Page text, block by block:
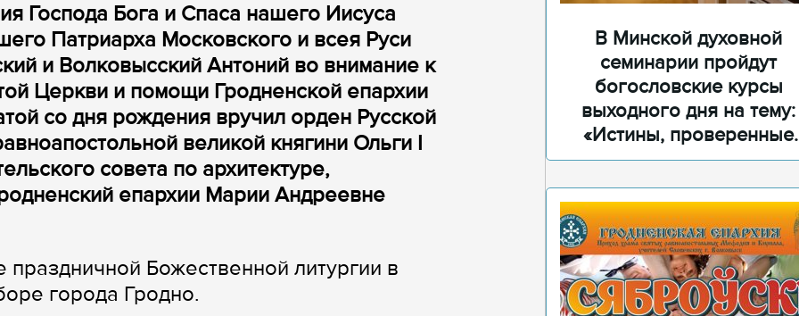
Господа Бога и Спаса нашего Иисуса
Патриарха Московского и всея Руси
и Волковысский Антоний во внимание к
Церкви и помощи Гродненской епархии
со дня рождения вручил орден Русской
великой княгини Ольги I
совета по архитектуре,
епархии Марии Андреевне
Божественной литургии в
города Гродно.
В Минской духовной
семинарии пройдут
богословские курсы
выходного дня на тему:
«Истины, проверенные
временем»